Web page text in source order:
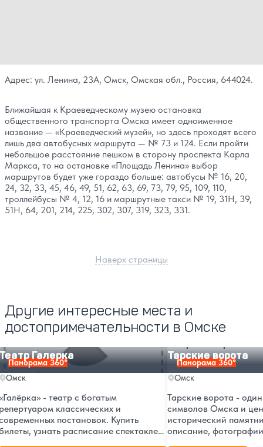
Адрес: ул. Ленина, 23А, Омск, Омская обл., Россия, 644024.
Ближайшая к Краеведческому музею остановка
общественного транспорта Омска имеет одноименное
название — «Краеведческий музей», но здесь проходят всего
лишь два автобусных маршрута — № 73 и 124. Если пройти
небольшое расстояние пешком в сторону проспекта Карла
Маркса, то на остановке «Площадь Ленина» выбор
маршрутов будет уже гораздо больше: автобусы № 16, 20,
24, 32, 33, 45, 46, 49, 51, 62, 63, 69, 73, 79, 95, 109, 110,
троллейбусы № 4, 12, 16 и маршрутные такси № 19, 31Н, 39,
51Н, 64, 201, 214, 225, 302, 307, 319, 323, 331.
Наверх страницы
Другие интересные места и
достопримечательности в Омске
Панорама 360°
Галерка
Омск
- театр с богатым
классических и
постановок. Купить
узнать расписание спектаклей
Панорама 360°
Тарские ворота
Омск
Тарские ворота -
символов Омска и
исторический
описание,